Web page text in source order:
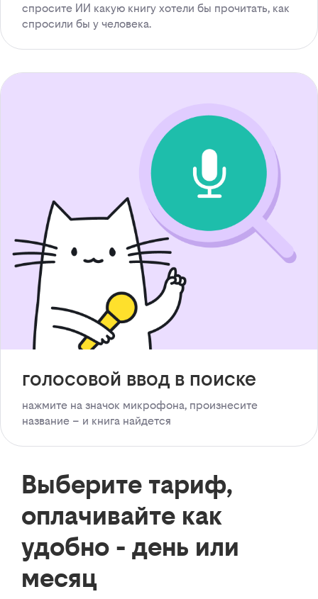
спросите ИИ какую книгу хотели бы прочитать, как
спросили бы у человека.
голосовой ввод в поиске
нажмите на значок микрофона, произнесите
название – и книга найдется
Выберите тариф,
оплачивайте как
удобно - день или
месяц